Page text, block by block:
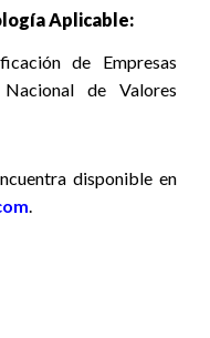
Aplicable:
de Empresas
de Valores
disponible en
.